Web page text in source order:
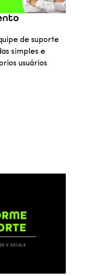
de suporte
simples e
usuários